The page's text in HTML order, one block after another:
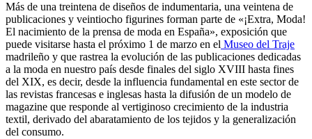
Más de una treintena de diseños de indumentaria, una veintena de
publicaciones y veintiocho figurines forman parte de «¡Extra, Moda!
El nacimiento de la prensa de moda en España», exposición que
puede visitarse hasta el próximo 1 de marzo en el Museo del Traje
madrileño y que rastrea la evolución de las publicaciones dedicadas
a la moda en nuestro país desde finales del siglo XVIII hasta fines
del XIX, es decir, desde la influencia fundamental en este sector de
las revistas francesas e inglesas hasta la difusión de un modelo de
magazine que responde al vertiginoso crecimiento de la industria
textil, derivado del abaratamiento de los tejidos y la generalización
del consumo.